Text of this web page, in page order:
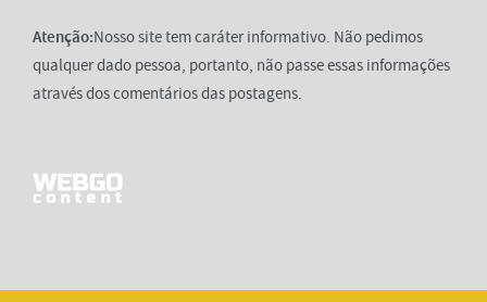
Atenção:Nosso site tem caráter informativo. Não pedimos
qualquer dado pessoa, portanto, não passe essas informações
através dos comentários das postagens.